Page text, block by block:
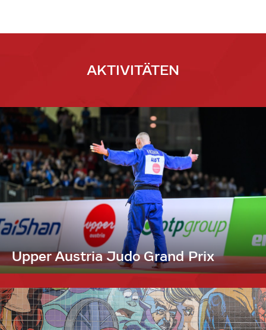
AKTIVITÄTEN
Upper Austria Judo Grand Prix